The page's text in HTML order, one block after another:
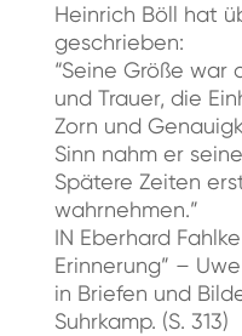
Heinrich Böll hat
geschrieben:
“Seine Größe war
und Trauer, die
Zorn und
Sinn nahm er
Spätere Zeiten
wahrnehmen.”
IN Eberhard
Erinnerung” –
in Briefen und
Suhrkamp. (S. 313)